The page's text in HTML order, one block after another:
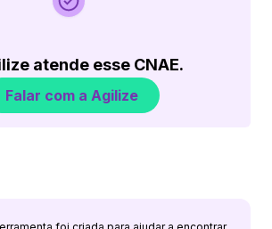
atende esse CNAE.
Falar com a Agilize